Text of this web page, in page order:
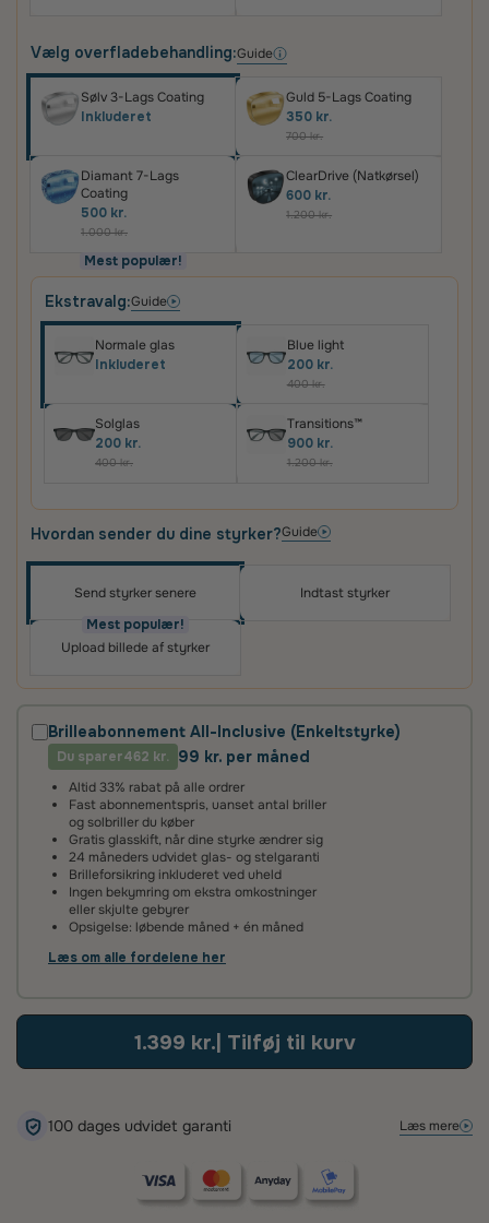
Vælg overfladebehandling:Guide
Sølv 3-Lags Coating
Inkluderet
Guld 5-Lags Coating
350 kr.
700 kr.
Diamant 7-Lags
Coating
500 kr.
1.000 kr.
Mest populær!
ClearDrive (Natkørsel)
600 kr.
1.200 kr.
Ekstravalg:Guide
Normale glas
Inkluderet
Blue light
200 kr.
400 kr.
Solglas
200 kr.
400 kr.
Transitions™
900 kr.
1.200 kr.
Hvordan sender du dine styrker?Guide
Send styrker senere
Mest populær!
Indtast styrker
Upload billede af styrker
Brilleabonnement All-Inclusive (Enkeltstyrke)
Du sparer462 kr. 99 kr. per måned
Altid 33% rabat på alle ordrer
Fast abonnementspris, uanset antal briller
og solbriller du køber
Gratis glasskift, når dine styrke ændrer sig
24 måneders udvidet glas- og stelgaranti
Brilleforsikring inkluderet ved uheld
Ingen bekymring om ekstra omkostninger
eller skjulte gebyrer
Opsigelse: løbende måned + én måned
Læs om alle fordelene her
1.399 kr. | Tilføj til kurv
100 dages udvidet garanti Læs mere
100 dages tilfredshedsgaranti
Det kan tage lidt tid at vænne sig til nye brilleglas – især hvis
de har en ny styrke eller er flerstyrke med glidende
100 dage – så finder vi en løsning, der sikrer, at du bliver glad.
2 års fabriksgaranti
Vi giver 2 års garanti på alle vores brilleglas og stel. Det
betyder, at hvis glassene ikke lever op til vores høje
standarder, reparerer eller udskifter vi dem helt uden
beregning.
Oplev skræddersyede brilleglas i høj kvalitet – til
priser, du vil elske
Det vigtigste for os er, at du er tilfreds med dit køb.
Derfor får du altid100 dages tilfredshedsgarantiog